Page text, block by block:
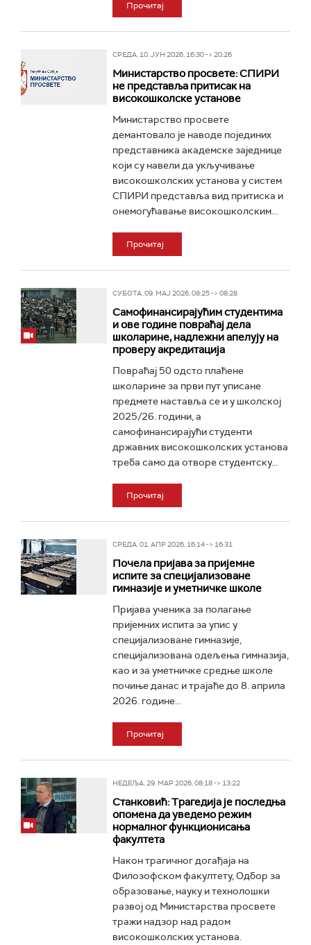
Прочитај
СРЕДА, 10. ЈУН 2026, 16:30 -> 20:26
Министарство просвете: СПИРИ
не представља притисак на
високошколске установе
Министарство просвете
демантовало је наводе појединих
представника академске заједнице
који су навели да укључивање
високошколских установа у систем
СПИРИ представља вид притиска и
онемогућавање високошколским...
Прочитај
СУБОТА, 09. МАЈ 2026, 08:25 -> 08:28
Самофинансирајућим студентима
и ове године повраћај дела
школарине, надлежни апелују на
проверу акредитација
Повраћај 50 одсто плаћене
школарине за први пут уписане
предмете наставља се и у школској
2025/26. години, а
самофинансирајући студенти
државних високошколских установа
треба само да отворе студентску...
Прочитај
СРЕДА, 01. АПР 2026, 16:14 -> 16:31
Почела пријава за пријемне
испите за специјализоване
гимназије и уметничке школе
Пријава ученика за полагање
пријемних испита за упис у
специјализоване гимназије,
специјализована одељења гимназија,
као и за уметничке средње школе
почиње данас и трајаће до 8. априла
2026. године...
Прочитај
НЕДЕЉА, 29. МАР 2026, 08:18 -> 13:22
Станковић: Трагедија је последња
опомена да уведемо режим
нормалног функционисања
факултета
Након трагичног догађаја на
Филозофском факултету, Одбор за
образовање, науку и технолошки
развој од Министарства просвете
тражи надзор над радом
високошколских установа.